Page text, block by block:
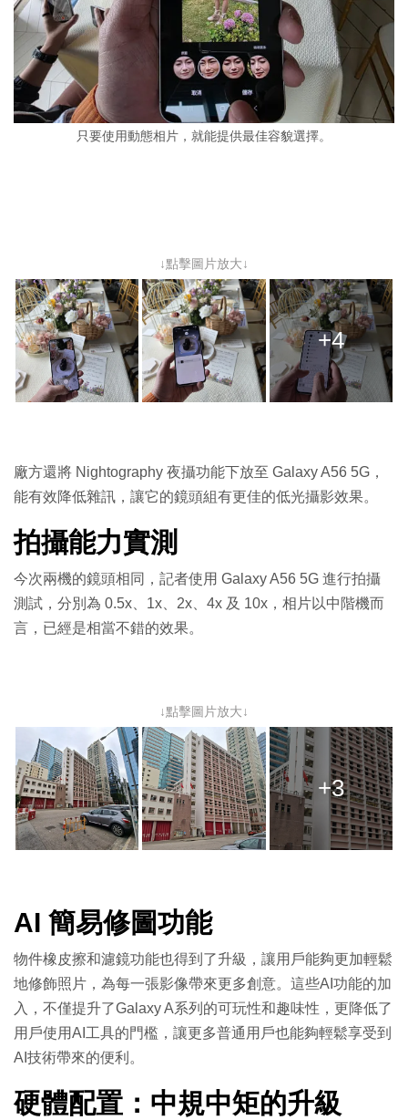
只要使用動態相片，就能提供最佳容貌選擇。
↓點擊圖片放大↓
+4
廠方還將 Nightography 夜攝功能下放至 Galaxy A56 5G，
能有效降低雜訊，讓它的鏡頭組有更佳的低光攝影效果。
拍攝能力實測
今次兩機的鏡頭相同，記者使用 Galaxy A56 5G 進行拍攝
測試，分別為 0.5x、1x、2x、4x 及 10x，相片以中階機而
言，已經是相當不錯的效果。
↓點擊圖片放大↓
+3
AI 簡易修圖功能
物件橡皮擦和濾鏡功能也得到了升級，讓用戶能夠更加輕鬆
地修飾照片，為每一張影像帶來更多創意。這些AI功能的加
入，不僅提升了Galaxy A系列的可玩性和趣味性，更降低了
用戶使用AI工具的門檻，讓更多普通用戶也能夠輕鬆享受到
AI技術帶來的便利。
硬體配置：中規中矩的升級